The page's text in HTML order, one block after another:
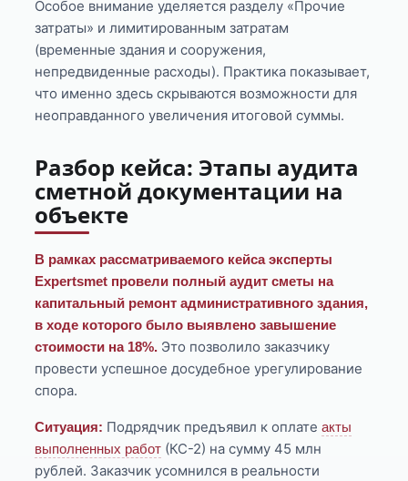
Особое внимание уделяется разделу «Прочие
затраты» и лимитированным затратам
(временные здания и сооружения,
непредвиденные расходы). Практика показывает,
что именно здесь скрываются возможности для
неоправданного увеличения итоговой суммы.
Разбор кейса: Этапы аудита
сметной документации на
объекте
В рамках рассматриваемого кейса эксперты
Expertsmet провели полный аудит сметы на
капитальный ремонт административного здания,
в ходе которого было выявлено завышение
стоимости на 18%. Это позволило заказчику
провести успешное досудебное урегулирование
спора.
Ситуация: Подрядчик предъявил к оплатеакты
выполненных работ (КС-2) на сумму 45 млн
рублей. Заказчик усомнился в реальности